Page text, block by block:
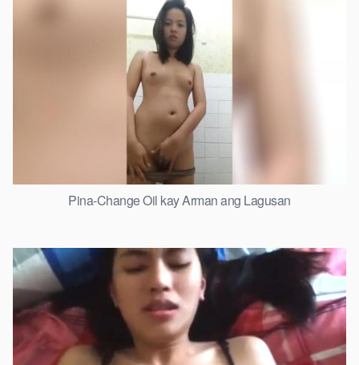
Pina-Change Oil kay Arman ang Lagusan